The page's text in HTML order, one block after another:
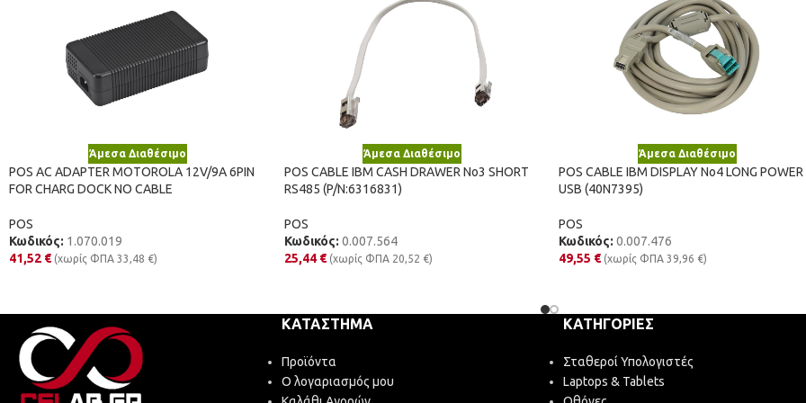
Άμεσα Διαθέσιμο
POS AC ADAPTER MOTOROLA 12V/9A 6PIN
FOR CHARG DOCK NO CABLE
POS
Κωδικός: 1.070.019
41,52 € (χωρίς ΦΠΑ 33,48 €)
Άμεσα Διαθέσιμο
POS CABLE IBM CASH DRAWER No3 SHORT
RS485 (P/N:6316831)
POS
Κωδικός: 0.007.564
25,44 € (χωρίς ΦΠΑ 20,52 €)
Άμεσα Διαθέσιμο
POS CABLE IBM DISPLAY No4 LONG POWER
USB (40N7395)
POS
Κωδικός: 0.007.476
49,55 € (χωρίς ΦΠΑ 39,96 €)
ΚΑΤΆΣΤΗΜΑ
Προϊόντα
Ο λογαριασμός μου
ΚΑΤΗΓΟΡΊΕΣ
Σταθεροί Υπολογιστές
Laptops & Tablets